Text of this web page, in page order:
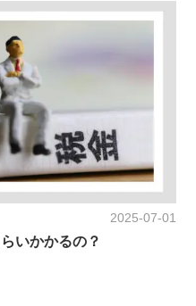
2025-07-01
いかかるの？